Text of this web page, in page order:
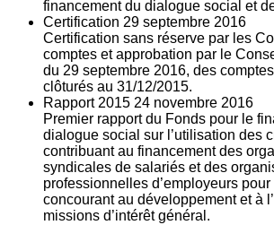
financement du dialogue social et
Certification 29 septembre 2016
Certification sans réserve par les
comptes et approbation par le
du 29 septembre 2016, des
clôturés au 31/12/2015.
Rapport 2015 24 novembre 2016
Premier rapport du Fonds pour le
dialogue social sur l’utilisation des
contribuant au financement des
syndicales de salariés et des
professionnelles d’employeurs
concourant au développement et à
missions d’intérêt général.